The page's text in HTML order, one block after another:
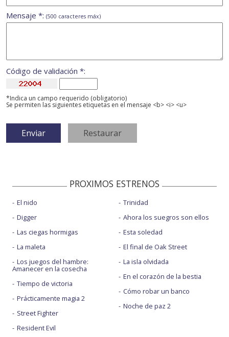
Mensaje *: (500 caracteres máx)
Código de validación *:
*Indica un campo requerido (obligatorio)
Se permiten las siguientes etiquetas en el mensaje <b> <i> <u>
PROXIMOS ESTRENOS
El nido
Digger
Las ciegas hormigas
La maleta
Los juegos del hambre:
Amanecer en la cosecha
Tiempo de victoria
Prácticamente magia 2
Street Fighter
Resident Evil
Trinidad
Ahora los suegros son ellos
Esta soledad
El final de Oak Street
La isla olvidada
En el corazón de la bestia
Cómo robar un banco
Noche de paz 2